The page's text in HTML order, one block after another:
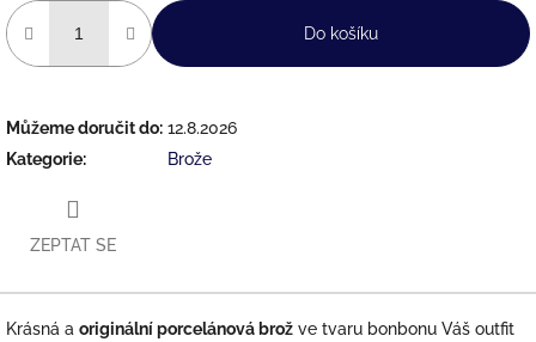
Do košíku
Můžeme doručit do: 12.8.2026
Kategorie: Brože
ZEPTAT SE
Krásná a originální porcelánová brož ve tvaru bonbonu Váš outfit